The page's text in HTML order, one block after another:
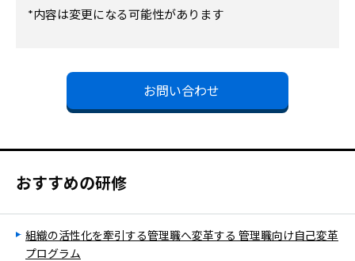
*内容は変更になる可能性があります
お問い合わせ
おすすめの研修
組織の活性化を牽引する管理職へ変革する 管理職向け自己変革
プログラム